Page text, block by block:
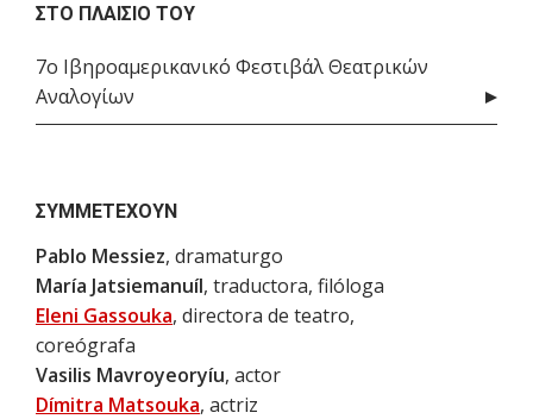
ΣΤΟ ΠΛΑΊΣΙΟ ΤΟΥ
7ο Ιβηροαμερικανικό Φεστιβάλ Θεατρικών
Αναλογίων
ΣΥΜΜΕΤΈΧΟΥΝ
Pablo Messiez, dramaturgo
María Jatsiemanuíl, traductora, filóloga
Eleni Gassouka, directora de teatro,
coreógrafa
Vasilis Mavroyeoryíu, actor
Dímitra Matsouka, actriz